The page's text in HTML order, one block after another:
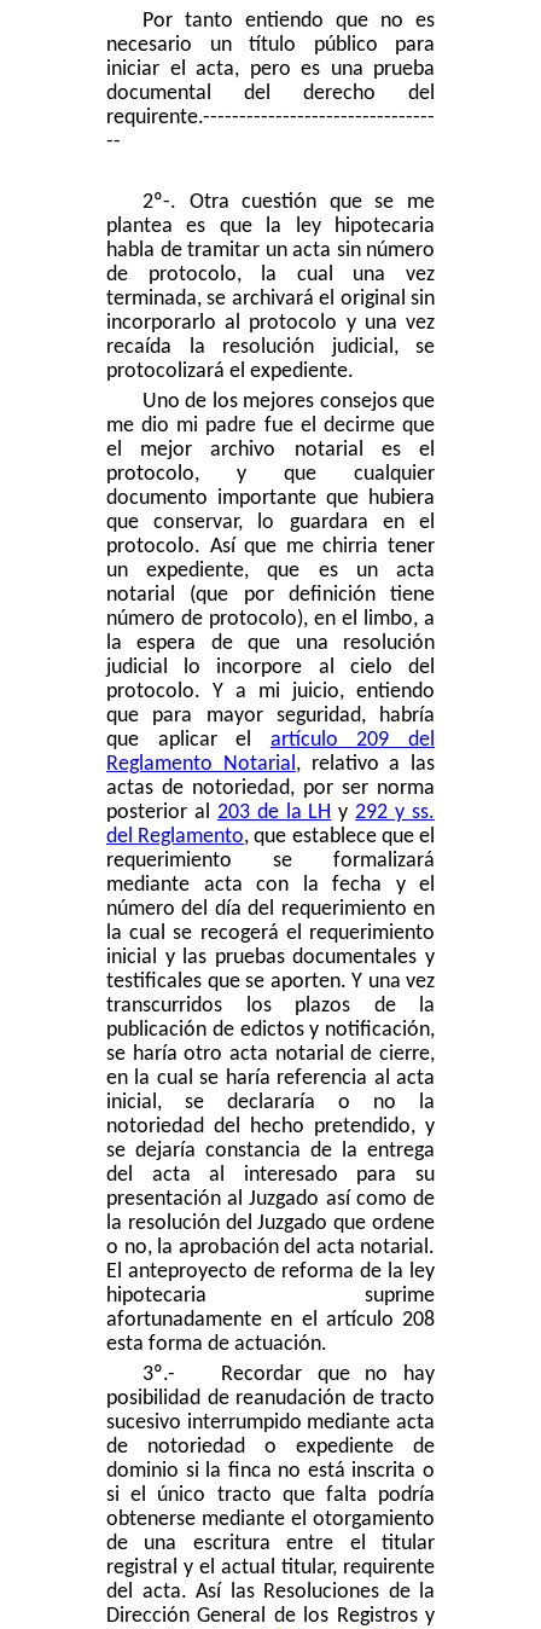
Por tanto entiendo que no es
necesario un título público para
iniciar el acta, pero es una prueba
documental del derecho del
requirente.--------------------------------
--
2º-. Otra cuestión que se me
plantea es que la ley hipotecaria
habla de tramitar un acta sin número
de protocolo, la cual una vez
terminada, se archivará el original sin
incorporarlo al protocolo y una vez
recaída la resolución judicial, se
protocolizará el expediente.
Uno de los mejores consejos que
me dio mi padre fue el decirme que
el mejor archivo notarial es el
protocolo, y que cualquier
documento importante que hubiera
que conservar, lo guardara en el
protocolo. Así que me chirria tener
un expediente, que es un acta
notarial (que por definición tiene
número de protocolo), en el limbo, a
la espera de que una resolución
judicial lo incorpore al cielo del
protocolo. Y a mi juicio, entiendo
que para mayor seguridad, habría
que aplicar el artículo 209 del
Reglamento Notarial, relativo a las
actas de notoriedad, por ser norma
posterior al 203 de la LH y292 y ss.
del Reglamento, que establece que el
requerimiento se formalizará
mediante acta con la fecha y el
número del día del requerimiento en
la cual se recogerá el requerimiento
inicial y las pruebas documentales y
testificales que se aporten. Y una vez
transcurridos los plazos de la
publicación de edictos y notificación,
se haría otro acta notarial de cierre,
en la cual se haría referencia al acta
inicial, se declararía o no la
notoriedad del hecho pretendido, y
se dejaría constancia de la entrega
del acta al interesado para su
presentación al Juzgado así como de
la resolución del Juzgado que ordene
o no, la aprobación del acta notarial.
El anteproyecto de reforma de la ley
hipotecaria suprime
afortunadamente en el artículo 208
esta forma de actuación.
3º.-
Recordar que no hay
posibilidad de reanudación de tracto
sucesivo interrumpido mediante acta
de notoriedad o expediente de
dominio si la finca no está inscrita o
si el único tracto que falta podría
obtenerse mediante el otorgamiento
de una escritura entre el titular
registral y el actual titular, requirente
del acta. Así las Resoluciones de la
Dirección General de los Registros y